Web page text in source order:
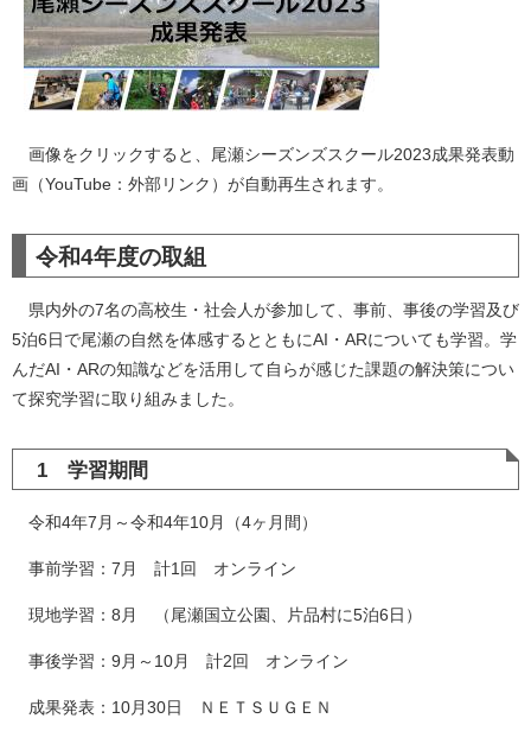
画像をクリックすると、尾瀬シーズンズスクール2023成果発表動
画（YouTube：外部リンク）が自動再生されます。
令和4年度の取組
県内外の7名の高校生・社会人が参加して、事前、事後の学習及び
5泊6日で尾瀬の自然を体感するとともにAI・ARについても学習。学
んだAI・ARの知識などを活用して自らが感じた課題の解決策につい
て探究学習に取り組みました。
1 学習期間
令和4年7月～令和4年10月（4ヶ月間）
事前学習：7月 計1回 オンライン
現地学習：8月 （尾瀬国立公園、片品村に5泊6日）
事後学習：9月～10月 計2回 オンライン
成果発表：10月30日 ＮＥＴＳＵＧＥＮ